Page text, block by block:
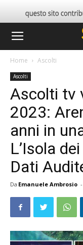
Home Ascolti
Ascolti
Ascolti tv
2023:
anni in
L’Isola
Dati
Da Emanuele Ambrosio -